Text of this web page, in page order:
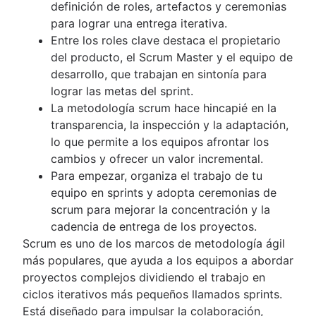
Gestión de cargas de trabajo
Software de gestión de proyectos gratuito
Proceso de mejora continua
Risk analysis
Project management AI agents
What is a PMO?
Adaptive project management
Software de cronogramas de
proyectos
Automatización de tareas
Backlog del producto y backlog de
sprint
Herramientas de gestión de flujos de
trabajo
Dependencias de proyectos
Paneles de gestión de tareas
Cadencia de sprints
Ejecución rápida
Puntos de historia de Fibonacci
Diferencias entre la gestión de
productos y de proyectos
Gestión de plazos
Habilidades de la gestión de
proyectos
Gestión de cargas de trabajo
Gráfico de trabajo completado
Principios de kanban
Métricas de kanban
El director de programas frente al gestor de
proyectos
Ejemplos de diagramas de Gantt
Definición de hecho
Limpieza del backlog
Mejora lean de los procesos
Reuniones de mejora del backlog
Valores de scrum
Alcance del trabajo
Herramientas de scrum
Herramientas de gestión ágil de proyectos
Soluciones de software de automatización del
de trabajo
Plantillas de metodología ágil
Rastreador de tareas
Estrategia de producto
Ingeniería de productos
Operaciones de producto
Gestión de la cartera de productos
Gestión de productos con IA
Gestión de productos de crecimiento
Métricas de producto
Publicación de productos
Solicitud de funciones
Lanzamiento de productos
Cronograma de lanzamiento de producto
Planificación de productos
Evento de lanzamiento de producto
Modelo operativo del producto
Diseño de producto
Product-led growth
Story mapping
Adaptive software development
Creación de un tablero ágil en Jira Software
Sprints en Jira
Versiones con Jira
Incidencias con Jira
Gráficos de trabajo pendiente con Jira
Creación automática de subtareas en Jira
Asignación automática de incidencias en Jira
Sincronizar epics e historias en Jira
Escalar incidencias en Jira
pequeñas
definición de roles, artefactos y ceremonias
para lograr una entrega iterativa.
Entre los roles clave destaca el propietario
del producto, el Scrum Master y el equipo de
desarrollo, que trabajan en sintonía para
lograr las metas del sprint.
La metodología scrum hace hincapié en la
transparencia, la inspección y la adaptación,
lo que permite a los equipos afrontar los
cambios y ofrecer un valor incremental.
Para empezar, organiza el trabajo de tu
equipo en sprints y adopta ceremonias de
scrum para mejorar la concentración y la
cadencia de entrega de los proyectos.
Scrum es uno de los marcos de metodología ágil
más populares, que ayuda a los equipos a abordar
proyectos complejos dividiendo el trabajo en
ciclos iterativos más pequeños llamados sprints.
Está diseñado para impulsar la colaboración,